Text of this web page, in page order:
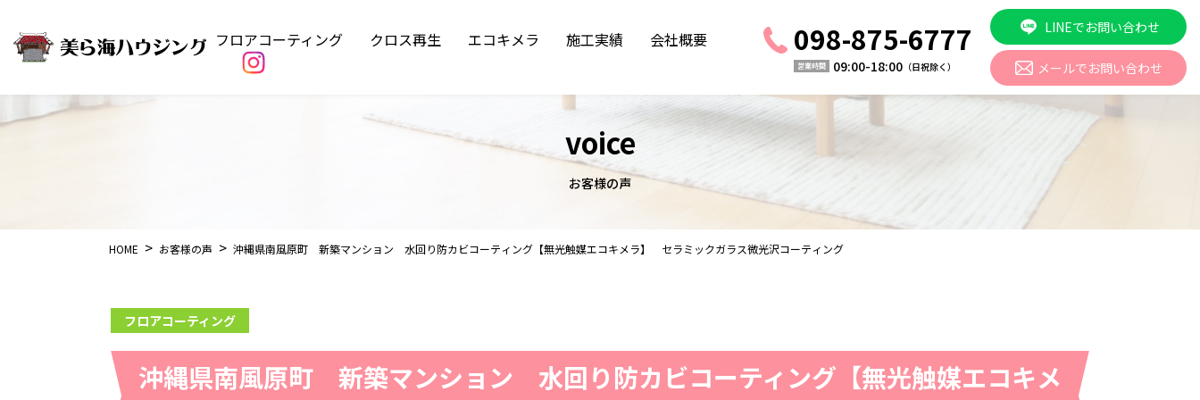
フロアコーティング クロス再生 エコキメラ 施工実績 会社概要 098-875-6777
営業時間 09:00-18:00 （日祝除く）
LINEでお問い合わせ
メールでお問い合わせ
voice
お客様の声
HOME お客様の声 沖縄県南風原町 新築マンション 水回り防カビコーティング【無光触媒エコキメラ】 セラミックガラス微光沢コーティング
フロアコーティング
沖縄県南風原町 新築マンション 水回り防カビコーティング【無光触媒エコキメ